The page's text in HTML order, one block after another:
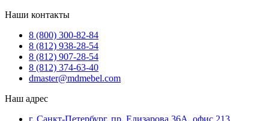
Наши контакты
8 (800) 300-82-84
8 (812) 938-28-54
8 (812) 907-28-54
8 (812) 374-63-40
dmaster@mdmebel.com
Наш адрес
г. Санкт-Петербург, пр. Елизарова 36А, офис 213